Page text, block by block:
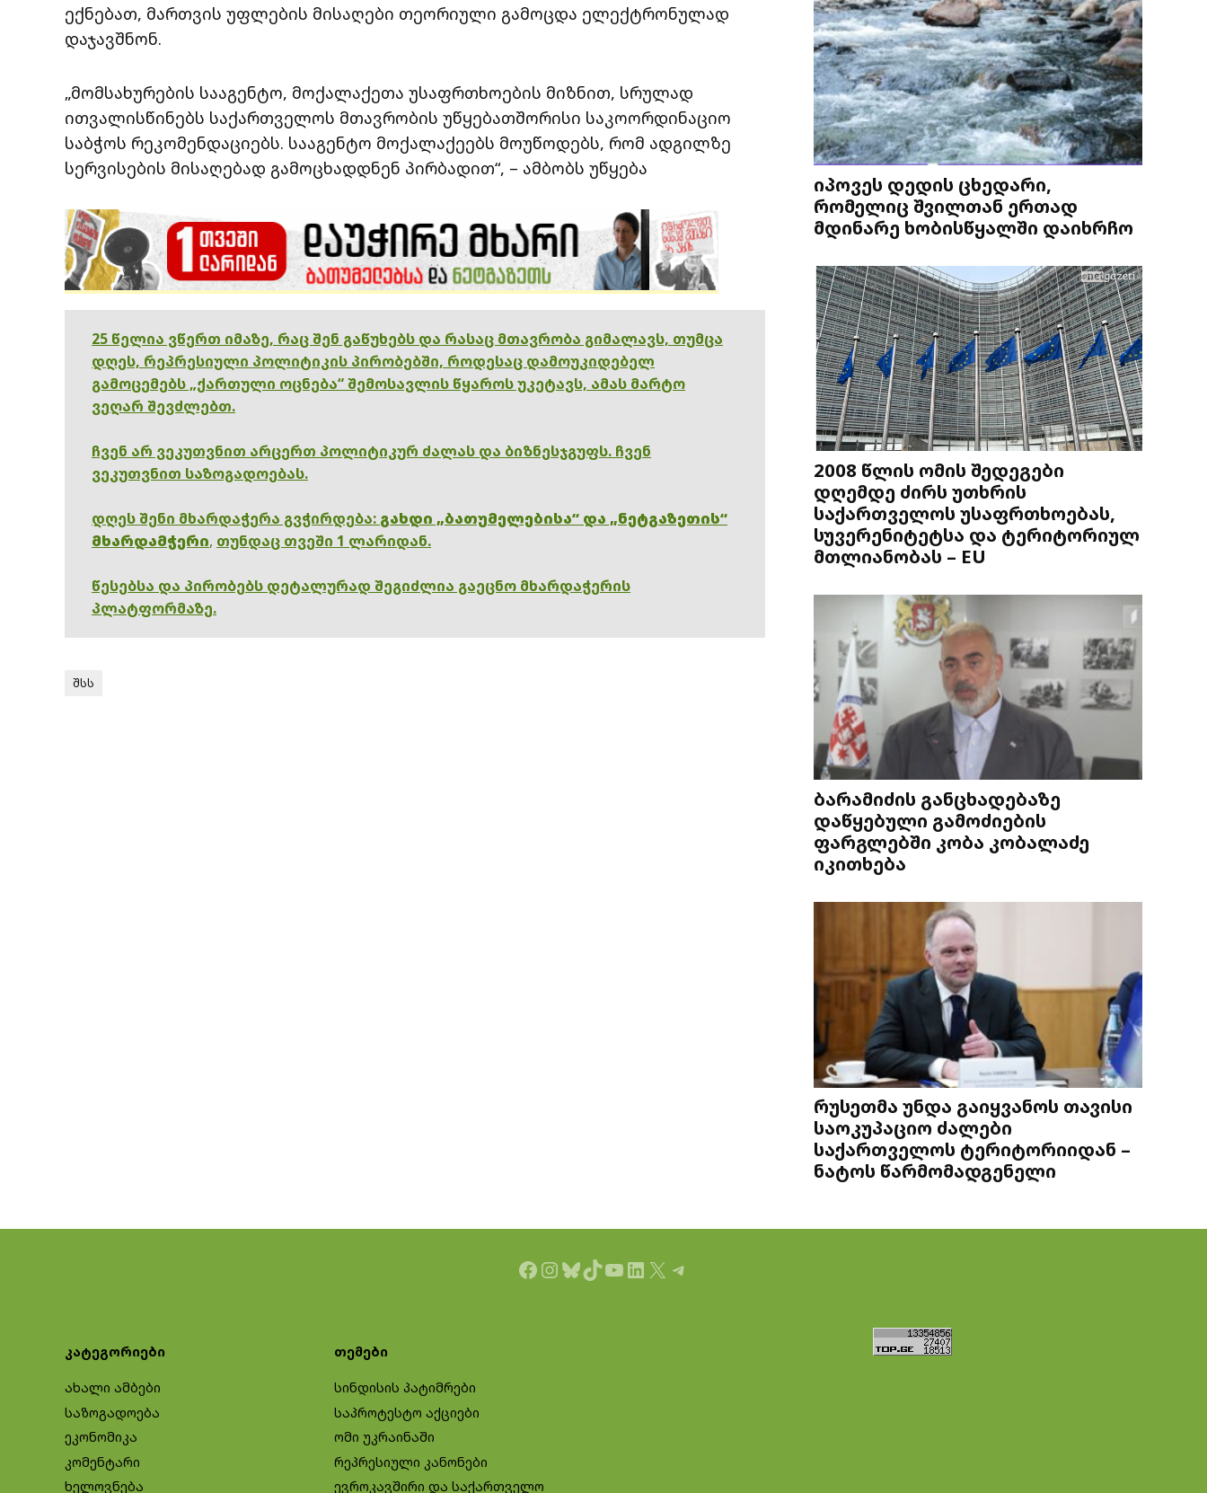
ექნებათ, მართვის უფლების მისაღები თეორიული გამოცდა ელექტრონულად
დაჯავშნონ.
„მომსახურების სააგენტო, მოქალაქეთა უსაფრთხოების მიზნით, სრულად
ითვალისწინებს საქართველოს მთავრობის უწყებათშორისი საკოორდინაციო
საბჭოს რეკომენდაციებს. სააგენტო მოქალაქეებს მოუწოდებს, რომ ადგილზე
სერვისების მისაღებად გამოცხადდნენ პირბადით“, – ამბობს უწყება
25 წელია ვწერთ იმაზე, რაც შენ გაწუხებს და რასაც მთავრობა გიმალავს, თუმცა
დღეს, რეპრესიული პოლიტიკის პირობებში, როდესაც დამოუკიდებელ
გამოცემებს „ქართული ოცნება“ შემოსავლის წყაროს უკეტავს, ამას მარტო
ვეღარ შევძლებთ.
ჩვენ არ ვეკუთვნით არცერთ პოლიტიკურ ძალას და ბიზნესჯგუფს. ჩვენ
ვეკუთვნით საზოგადოებას.
დღეს შენი მხარდაჭერა გვჭირდება: გახდი „ბათუმელებისა“ და „ნეტგაზეთის“
მხარდამჭერი, თუნდაც თვეში 1 ლარიდან.
წესებსა და პირობებს დეტალურად შეგიძლია გაეცნო მხარდაჭერის
პლატფორმაზე.
შსს
იპოვეს დედის ცხედარი,
რომელიც შვილთან ერთად
მდინარე ხობისწყალში დაიხრჩო
2008 წლის ომის შედეგები
დღემდე ძირს უთხრის
საქართველოს უსაფრთხოებას,
სუვერენიტეტსა და ტერიტორიულ
მთლიანობას – EU
ბარამიძის განცხადებაზე
დაწყებული გამოძიების
ფარგლებში კობა კობალაძე
იკითხება
რუსეთმა უნდა გაიყვანოს თავისი
საოკუპაციო ძალები
საქართველოს ტერიტორიიდან –
ნატოს წარმომადგენელი
Facebook
Instagram
Bluesky
TikTok
YouTube
LinkedIn
X Telegram
კატეგორიები
ახალი ამბები
საზოგადოება
ეკონომიკა
კომენტარი
ხელოვნება
თემები
სინდისის პატიმრები
საპროტესტო აქციები
ომი უკრაინაში
რეპრესიული კანონები
ევროკავშირი და საქართველო